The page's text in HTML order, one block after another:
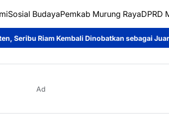
Sosial BudayaPemkab Murung RayaDPRD
Dinobatkan sebagai Juara Umum Tira Tangka
Ad